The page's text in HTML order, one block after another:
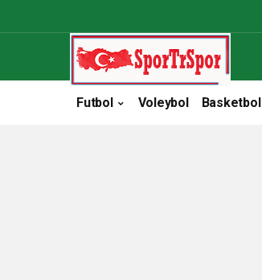
Futbol Voleybol Basketbol